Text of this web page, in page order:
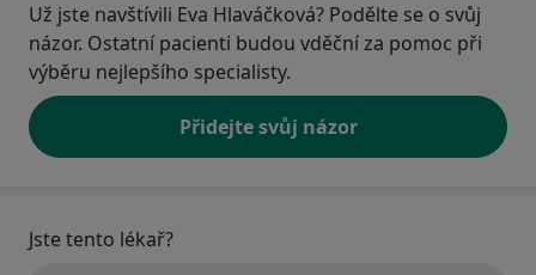
Už jste navštívili Eva Hlaváčková? Podělte se o svůj
názor. Ostatní pacienti budou vděční za pomoc při
výběru nejlepšího specialisty.
Přidejte svůj názor
Jste tento lékař?